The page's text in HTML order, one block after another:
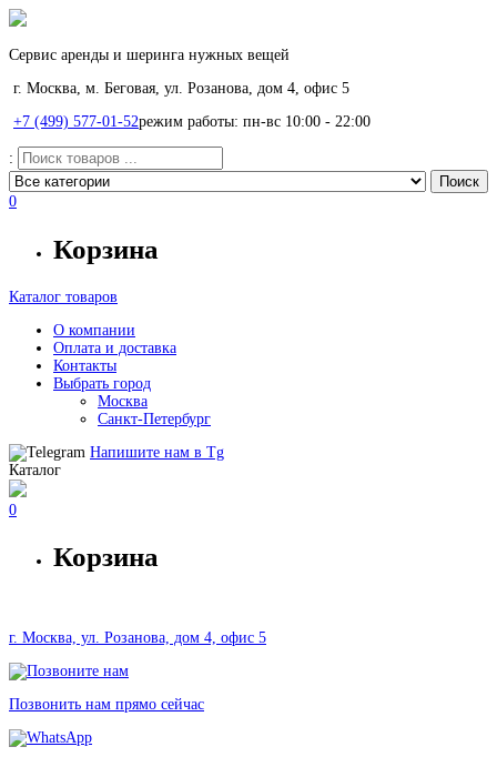
Сервис аренды и шеринга нужных вещей
г. Москва, м. Беговая, ул. Розанова, дом 4, офис 5
+7 (499) 577-01-52режим работы: пн-вс 10:00 - 22:00
:
0
Корзина
Каталог товаров
О компании
Оплата и доставка
Контакты
Выбрать город
Москва
Санкт-Петербург
Напишите нам в Tg
Каталог
0
Корзина
г. Москва, ул. Розанова, дом 4, офис 5
Позвонить нам прямо сейчас